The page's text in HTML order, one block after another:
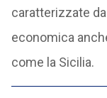
caratterizzate
economica
come la Sicilia.